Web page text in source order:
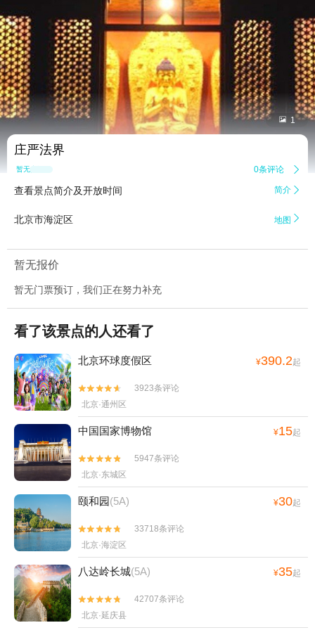
 1
庄严法界
暂无点评 0条评论 
查看景点简介及开放时间 简介 
北京市海淀区 地图 
暂无报价
暂无门票预订，我们正在努力补充
看了该景点的人还看了
北京环球度假区 ¥390.2起


3923条评论
北京·通州区
中国国家博物馆 ¥15起


5947条评论
北京·东城区
颐和园(5A) ¥30起


33718条评论
北京·海淀区
八达岭长城(5A) ¥35起


42707条评论
北京·延庆县
